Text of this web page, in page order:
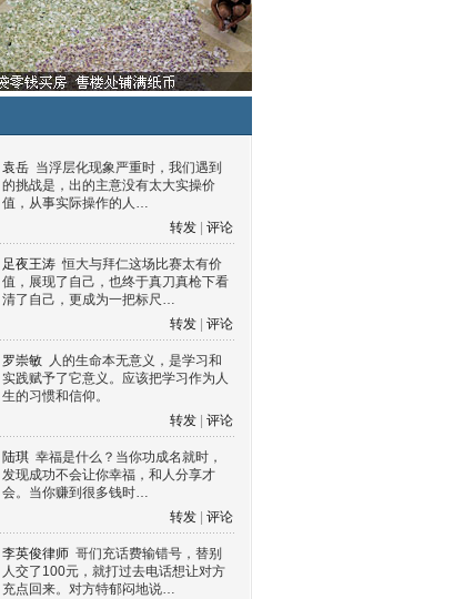
袁岳 当浮层化现象严重时，我们遇到
的挑战是，出的主意没有太大实操价
值，从事实际操作的人…
转发
评论
足夜王涛 恒大与拜仁这场比赛太有价
值，展现了自己，也终于真刀真枪下看
清了自己，更成为一把标尺…
转发
评论
罗崇敏 人的生命本无意义，是学习和
实践赋予了它意义。应该把学习作为人
生的习惯和信仰。
转发
评论
陆琪 幸福是什么？当你功成名就时，
发现成功不会让你幸福，和人分享才
会。当你赚到很多钱时…
转发
评论
李英俊律师 哥们充话费输错号，替别
人交了100元，就打过去电话想让对方
充点回来。对方特郁闷地说…